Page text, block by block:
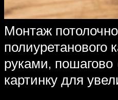
Монтаж
полиуретанового
руками,
картинку для